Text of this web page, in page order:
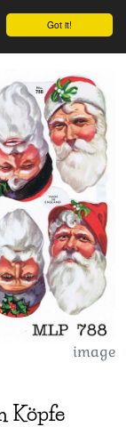
Got it!
image
Köpfe